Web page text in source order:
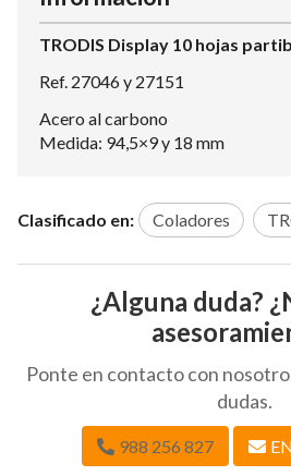
TRODIS Display 10 hojas
Ref. 27046 y 27151
Acero al carbono
Medida: 94,5×9 y 18 mm
Clasificado en: Coladores
¿Alguna duda?
Ponte en contacto con
dudas.
988 256 827